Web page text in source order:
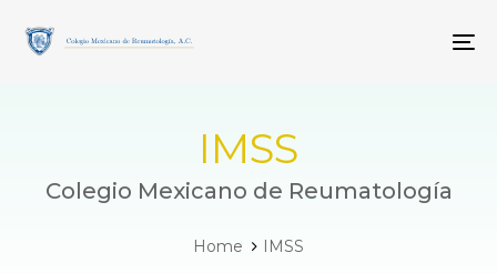
links
primary
IMSS
Colegio Mexicano de Reumatología
Home IMSS